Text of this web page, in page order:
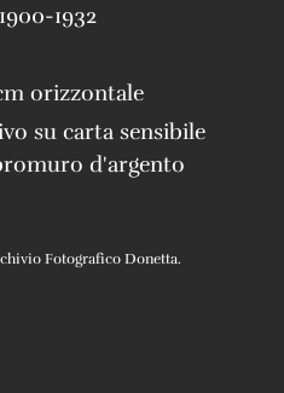
1900-1932
orizzontale
su carta sensibile
d'argento
Fotografico Donetta.